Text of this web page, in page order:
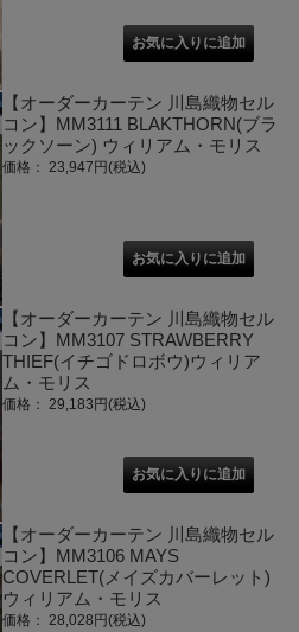
【オーダーカーテン 川島織物セル
コン】MM3111 BLAKTHORN(ブラ
ックソーン) ウィリアム・モリス
価格： 23,947円(税込)
【オーダーカーテン 川島織物セル
コン】MM3107 STRAWBERRY
THIEF(イチゴドロボウ)ウィリア
ム・モリス
価格： 29,183円(税込)
【オーダーカーテン 川島織物セル
コン】MM3106 MAYS
COVERLET(メイズカバーレット)
ウィリアム・モリス
価格： 28,028円(税込)